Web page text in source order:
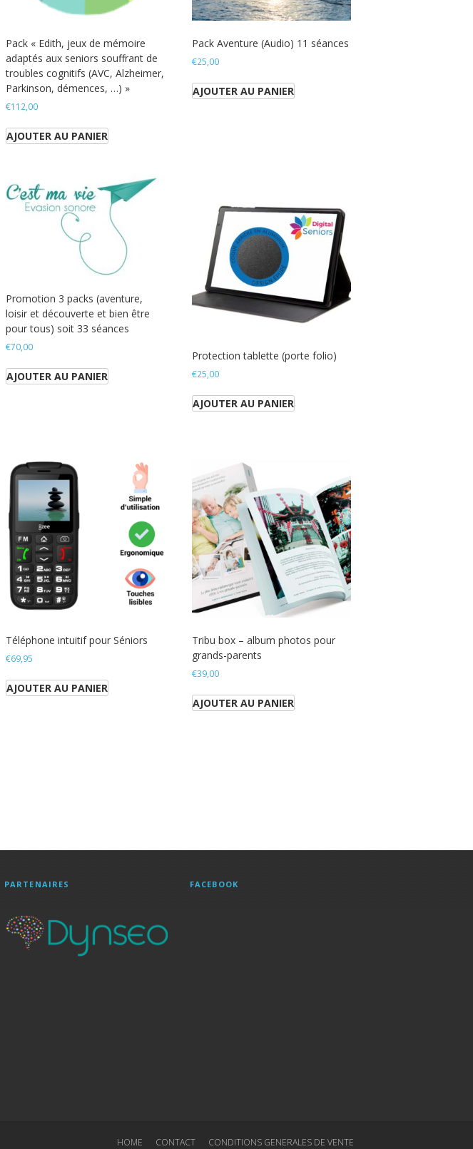
Pack « Edith, jeux de mémoire
adaptés aux seniors souffrant de
troubles cognitifs (AVC, Alzheimer,
Parkinson, démences, …) »
€112,00
AJOUTER AU PANIER
Pack Aventure (Audio) 11 séances
€25,00
AJOUTER AU PANIER
Promotion 3 packs (aventure,
loisir et découverte et bien être
pour tous) soit 33 séances
€70,00
AJOUTER AU PANIER
Protection tablette (porte folio)
€25,00
AJOUTER AU PANIER
Téléphone intuitif pour Séniors
€69,95
AJOUTER AU PANIER
Tribu box – album photos pour
grands-parents
€39,00
AJOUTER AU PANIER
PARTENAIRES FACEBOOK
HOME CONTACT CONDITIONS GENERALES DE VENTE